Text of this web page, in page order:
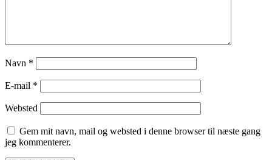
Navn *
E-mail *
Websted
Gem mit navn, mail og websted i denne browser til næste gang
jeg kommenterer.